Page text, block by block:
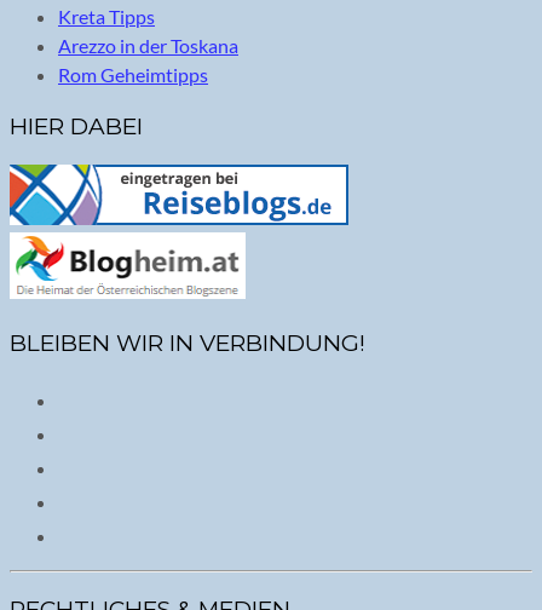
Kreta Tipps
Arezzo in der Toskana
Rom Geheimtipps
HIER DABEI
BLEIBEN WIR IN VERBINDUNG!